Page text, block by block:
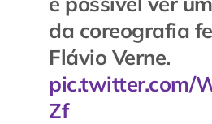
da coreografia
Flávio Verne.
pic.twitter.com/
Zf